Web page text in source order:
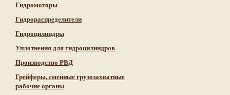
Гидромоторы
Гидрораспределители
Гидроцилиндры
Уплотнения для гидроцилиндров
Производство РВД
Грейферы, сменные грузозахватные
рабочие органы